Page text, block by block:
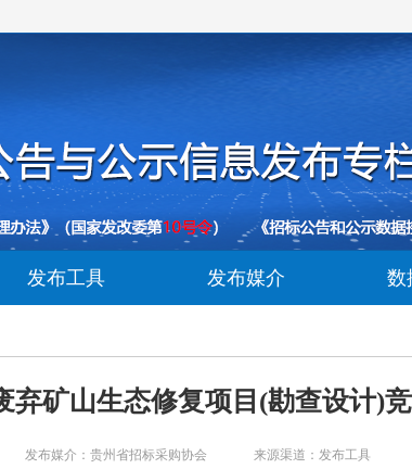
发布工具 发布媒介 数
弃矿山生态修复项目(勘查设计)
发布媒介：贵州省招标采购协会 来源渠道：发布工具